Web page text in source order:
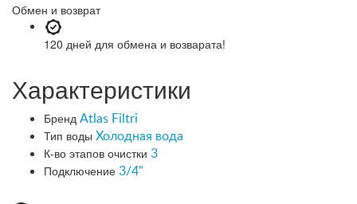
Обмен и возврат
120 дней для обмена и возварата!
Характеристики
Бренд Atlas Filtri
Тип воды Холодная вода
К-во этапов очистки 3
Подключение 3/4"